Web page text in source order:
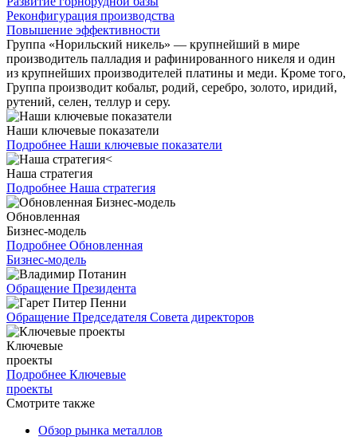
Реконфигурация производства
Повышение эффективности
Группа «Норильский никель» — крупнейший в мире
производитель палладия и рафинированного никеля и один
из крупнейших производителей платины и меди. Кроме того,
Группа производит кобальт, родий, серебро, золото, иридий,
рутений, селен, теллур и серу.
Наши ключевые показатели
Подробнее Наши ключевые показатели
Наша стратегия
Подробнее Наша стратегия
Обновленная
Бизнес-модель
Подробнее Обновленная
Бизнес-модель
Обращение Президента
Обращение Председателя Совета директоров
Ключевые
проекты
Подробнее Ключевые
проекты
Смотрите также
Обзор рынка металлов